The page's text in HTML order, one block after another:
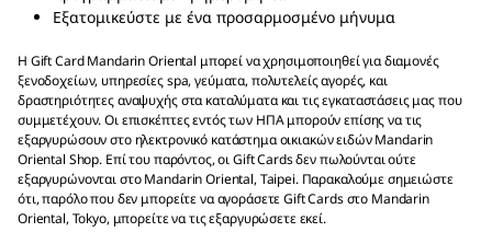
Εξατομικεύστε με ένα προσαρμοσμένο μήνυμα
Η Gift Card Mandarin Oriental μπορεί να χρησιμοποιηθεί για διαμονές
ξενοδοχείων, υπηρεσίες spa, γεύματα, πολυτελείς αγορές, και
δραστηριότητες αναψυχής στα καταλύματα και τις εγκαταστάσεις μας που
συμμετέχουν. Οι επισκέπτες εντός των ΗΠΑ μπορούν επίσης να τις
εξαργυρώσουν στο ηλεκτρονικό κατάστημα οικιακών ειδών Mandarin
Oriental Shop. Επί του παρόντος, οι Gift Cards δεν πωλούνται ούτε
εξαργυρώνονται στο Mandarin Oriental, Taipei. Παρακαλούμε σημειώστε
ότι, παρόλο που δεν μπορείτε να αγοράσετε Gift Cards στο Mandarin
Oriental, Tokyo, μπορείτε να τις εξαργυρώσετε εκεί.